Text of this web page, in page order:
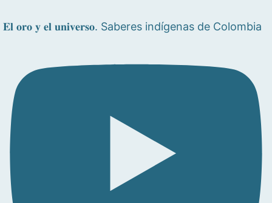
𝐄𝐥 𝐨𝐫𝐨 𝐲 𝐞𝐥 𝐮𝐧𝐢𝐯𝐞𝐫𝐬𝐨. Saberes indígenas de Colombia